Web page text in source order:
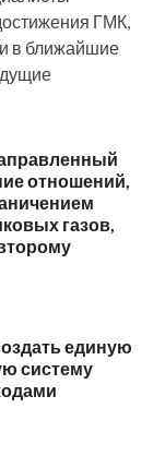
ГМК,
в ближайшие
отношений,
газов,
единую
систему